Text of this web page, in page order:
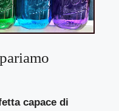
capace di